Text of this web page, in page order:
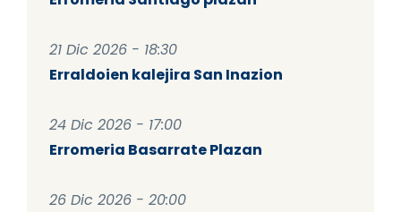
21 Dic 2026 - 18:30
Erraldoien kalejira San Inazion
24 Dic 2026 - 17:00
Erromeria Basarrate Plazan
26 Dic 2026 - 20:00